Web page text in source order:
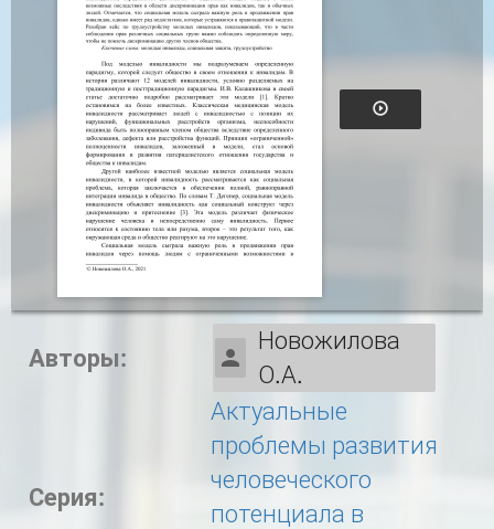
Авторы:
Новожилова
О.А.
Серия:
Актуальные
проблемы развития
человеческого
потенциала в